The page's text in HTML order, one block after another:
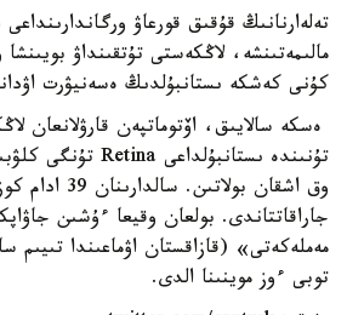
تەلەارنانىڭ قۇقىق قورعاۋ
مالىمەتىنشە، لاڭكەستى تۇتقىنداۋ
كۇنى كەشكە ىستانبۇلدىڭ ەسەنيۋرت
ەسكە سالايىق، اۆتوماتپەن قارۋلانعان
جاراقاتتاندى. بولعان وقيعا ءۇشىن
مەملەكەتى» (قازاقستان اۋماعىندا تىيىم
توبى ءوز موينىنا الدى.